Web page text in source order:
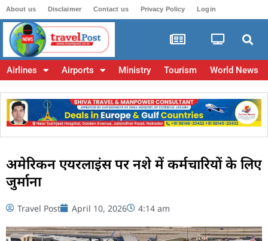
About us Disclaimer Contact us Privacy Policy Login
Airlines Airports Ministry Tourism World News
अमेरिकन एयरलाइंस पर नशे में कर्मचारियों के लिए
जुर्माना
Travel Post April 10, 2026 4:14 am